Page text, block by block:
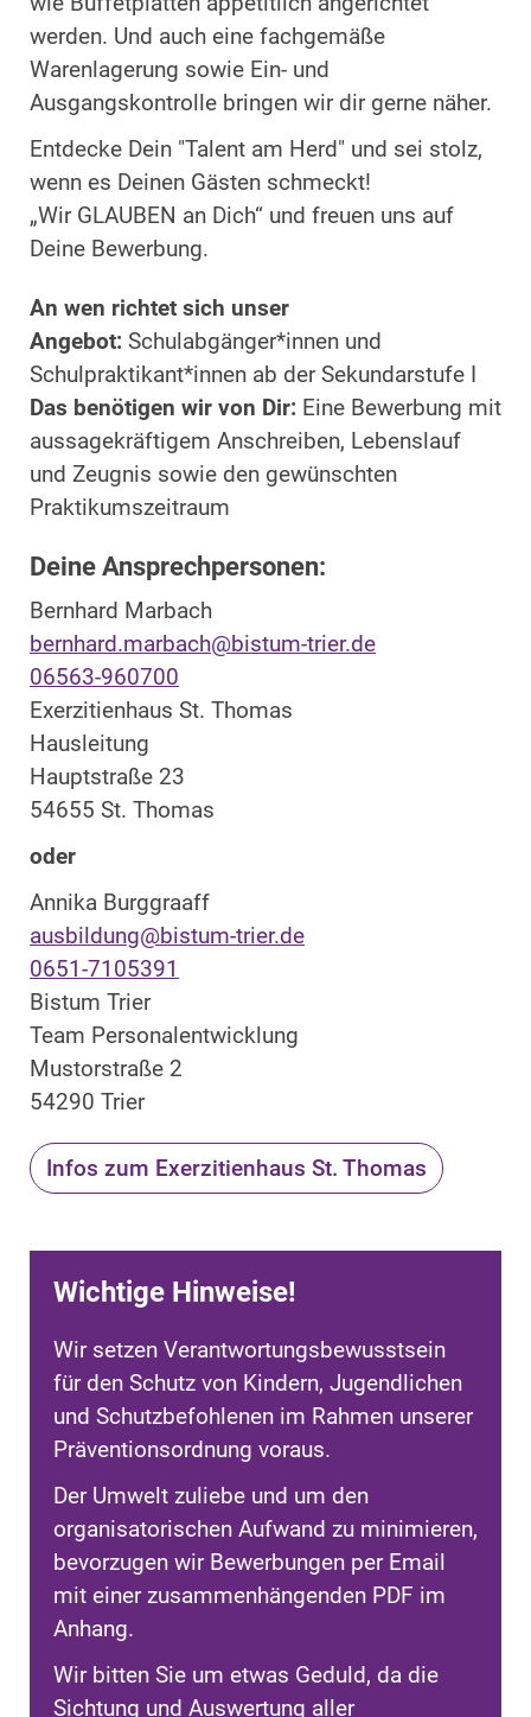
werden. Und auch eine fachgemäße
Warenlagerung sowie Ein- und
Ausgangskontrolle bringen wir dir gerne näher.
Entdecke Dein "Talent am Herd" und sei stolz,
wenn es Deinen Gästen schmeckt!
„Wir GLAUBEN an Dich“ und freuen uns auf
Deine Bewerbung.
An wen richtet sich unser
Angebot: Schulabgänger*innen und
Schulpraktikant*innen ab der Sekundarstufe I
Das benötigen wir von Dir: Eine Bewerbung mit
aussagekräftigem Anschreiben, Lebenslauf
und Zeugnis sowie den gewünschten
Praktikumszeitraum
Deine Ansprechpersonen:
Bernhard Marbach
bernhard.marbach@bistum-trier.de
06563-960700
Exerzitienhaus St. Thomas
Hausleitung
Hauptstraße 23
54655 St. Thomas
oder
Annika Burggraaff
ausbildung@bistum-trier.de
0651-7105391
Bistum Trier
Team Personalentwicklung
Mustorstraße 2
54290 Trier
Infos zum Exerzitienhaus St. Thomas
Wichtige Hinweise!
Wir setzen Verantwortungsbewusstsein
für den Schutz von Kindern, Jugendlichen
und Schutzbefohlenen im Rahmen unserer
Präventionsordnung voraus.
Der Umwelt zuliebe und um den
organisatorischen Aufwand zu minimieren,
bevorzugen wir Bewerbungen per Email
mit einer zusammenhängenden PDF im
Anhang.
Wir bitten Sie um etwas Geduld, da die
Sichtung und Auswertung aller